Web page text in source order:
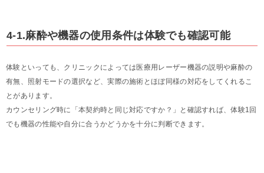
4-1.麻酔や機器の使用条件は体験でも確認可能
体験といっても、クリニックによっては医療用レーザー機器の説明や麻酔の
有無、照射モードの選択など、実際の施術とほぼ同様の対応をしてくれるこ
とがあります。
カウンセリング時に「本契約時と同じ対応ですか？」と確認すれば、体験1回
でも機器の性能や自分に合うかどうかを十分に判断できます。